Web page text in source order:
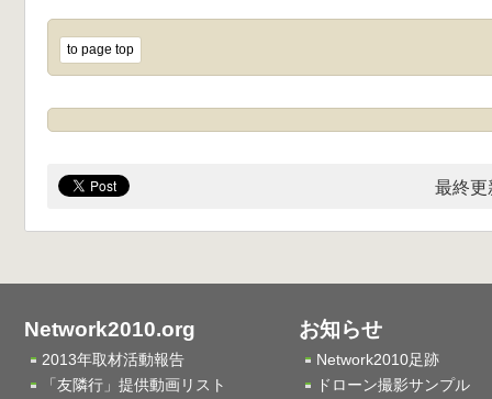
to page top
最終更
Network2010.org
2013年取材活動報告
「友隣行」提供動画リスト
お知らせ
Network2010足跡
ドローン撮影サンプル